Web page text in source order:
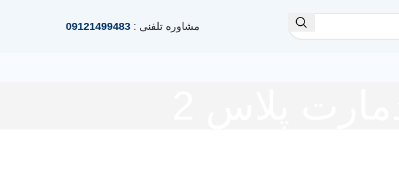
مشاوره تلفنی : 09121499483